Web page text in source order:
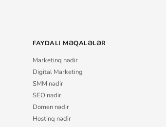
FAYDALI MƏQALƏLƏR
Marketinq nədir
Digital Marketing
SMM nədir
SEO nədir
Domen nədir
Hostinq nədir